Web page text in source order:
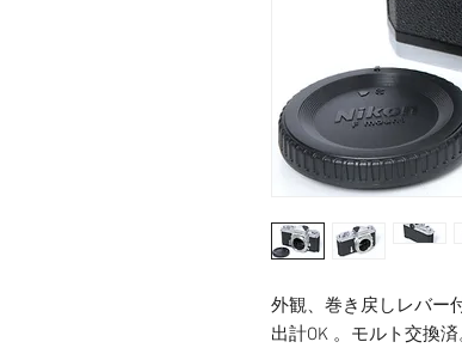
外観、巻き戻しレバー
出計OK 。モルト交換